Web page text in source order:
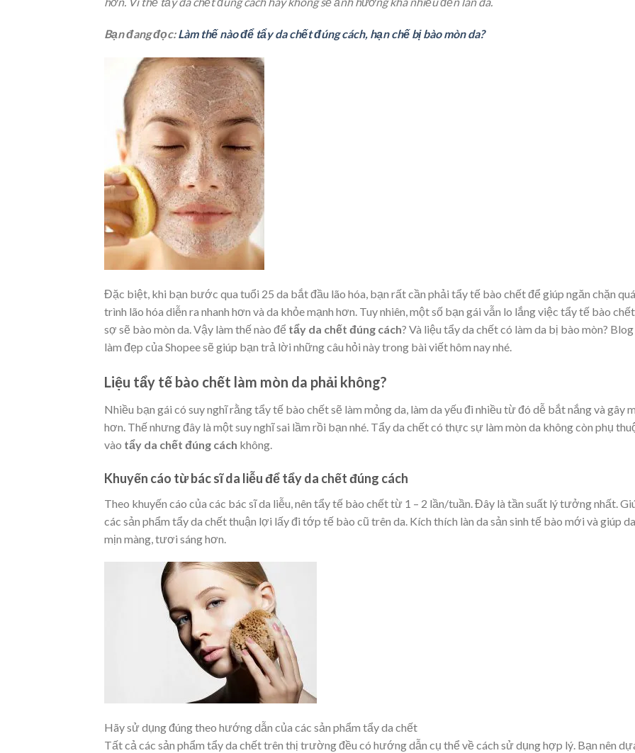
Bạn đang đọc:Làm thế nào để tẩy da chết đúng cách, hạn chế bị bào mòn da?
Đặc biệt, khi bạn bước qua tuổi 25 da bắt đầu lão hóa, bạn rất cần phải tẩy tế bào chết để giúp ngăn chặn quá
trình lão hóa diễn ra nhanh hơn và da khỏe mạnh hơn. Tuy nhiên, một số bạn gái vẫn lo lắng việc tẩy tế bào
sợ sẽ bào mòn da. Vậy làm thế nào để tẩy da chết đúng cách? Và liệu tẩy da chết có làm da bị bào mòn? Blog
làm đẹp của Shopee sẽ giúp bạn trả lời những câu hỏi này trong bài viết hôm nay nhé.
Liệu tẩy tế bào chết làm mòn da phải không?
Nhiều bạn gái có suy nghĩ rằng tẩy tế bào chết sẽ làm mỏng da, làm da yếu đi nhiều từ đó dễ bắt nắng và gây
hơn. Thế nhưng đây là một suy nghĩ sai lầm rồi bạn nhé. Tẩy da chết có thực sự làm mòn da không còn phụ
vào tẩy da chết đúng cách không.
Khuyến cáo từ bác sĩ da liễu để tẩy da chết đúng cách
Theo khuyến cáo của các bác sĩ da liễu, nên tẩy tế bào chết từ 1 – 2 lần/tuần. Đây là tần suất lý tưởng nhất.
các sản phẩm tẩy da chết thuận lợi lấy đi tớp tế bào cũ trên da. Kích thích làn da sản sinh tế bào mới và giúp da
mịn màng, tươi sáng hơn.
Hãy sử dụng đúng theo hướng dẫn của các sản phẩm tẩy da chết
Tất cả các sản phẩm tẩy da chết trên thị trường đều có hướng dẫn cụ thể về cách sử dụng hợp lý. Bạn nên